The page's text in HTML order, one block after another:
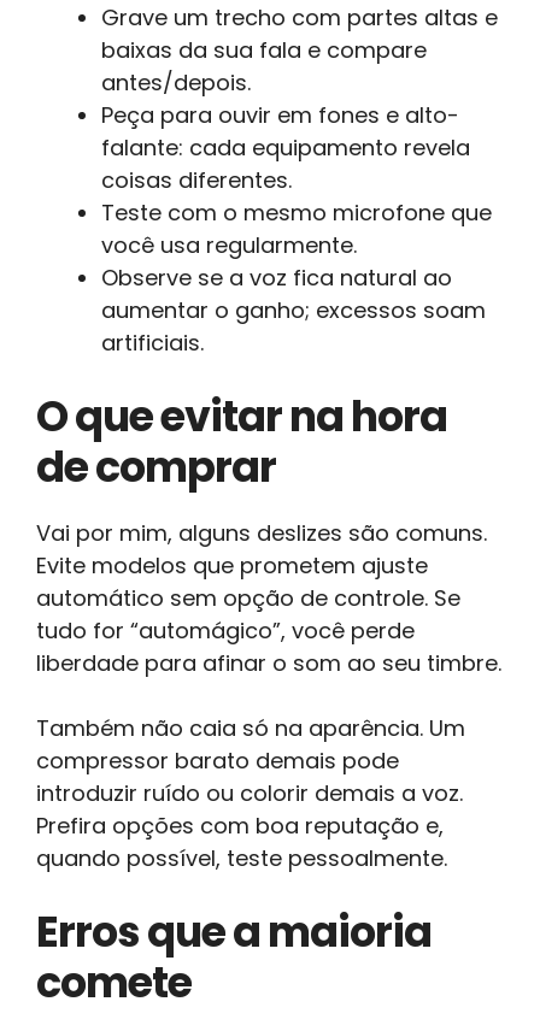
Grave um trecho com partes altas e
baixas da sua fala e compare
antes/depois.
Peça para ouvir em fones e alto-
falante: cada equipamento revela
coisas diferentes.
Teste com o mesmo microfone que
você usa regularmente.
Observe se a voz fica natural ao
aumentar o ganho; excessos soam
artificiais.
O que evitar na hora
de comprar
Vai por mim, alguns deslizes são comuns.
Evite modelos que prometem ajuste
automático sem opção de controle. Se
tudo for “automágico”, você perde
liberdade para afinar o som ao seu timbre.
Também não caia só na aparência. Um
compressor barato demais pode
introduzir ruído ou colorir demais a voz.
Prefira opções com boa reputação e,
quando possível, teste pessoalmente.
Erros que a maioria
comete